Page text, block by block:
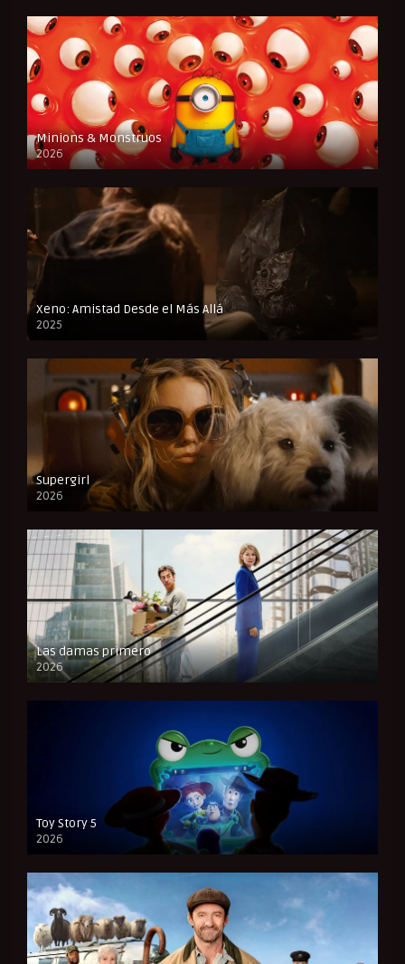
Minions & Monstruos
2026
CAM
Xeno: Amistad Desde el Más Allá
2025
FULL HD
Supergirl
2026
FULL HD
Las damas primero
2026
FULL HD
Toy Story 5
2026
CAM